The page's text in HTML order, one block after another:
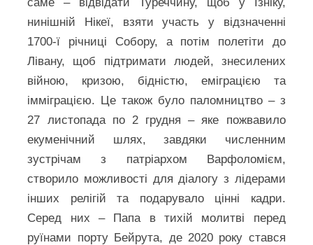
нинішній Нікеї, взяти участь у відзначенні
1700-ї річниці Собору, а потім полетіти до
Лівану, щоб підтримати людей, знесилених
війною, кризою, бідністю, еміграцією та
імміграцією. Це також було паломництво – з
27 листопада по 2 грудня – яке пожвавило
екуменічний шлях, завдяки численним
зустрічам з патріархом Варфоломієм,
створило можливості для діалогу з лідерами
інших релігій та подарувало цінні кадри.
Серед них – Папа в тихій молитві перед
руїнами порту Бейрута, де 2020 року стався